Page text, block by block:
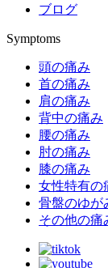
ブログ
Symptoms
頭の痛み
首の痛み
肩の痛み
背中の痛み
腰の痛み
肘の痛み
膝の痛み
女性特有の
骨盤のゆが
その他の痛